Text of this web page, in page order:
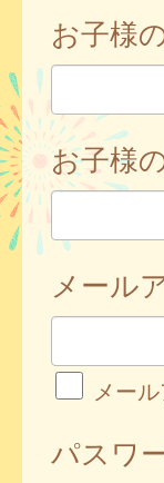
お子様
お子様
メール
メー
パスワ